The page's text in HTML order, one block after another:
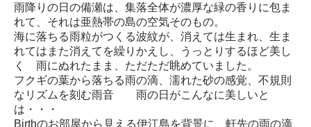
雨降りの日の備瀬は、集落全体が濃厚な緑の香りに包ま
れて、それは亜熱帯の島の空気そのもの。
海に落ちる雨粒がつくる波紋が、消えては生まれ、生ま
れてはまた消えてを繰りかえし、うっとりするほど美し
く 雨にぬれたまま、ただただ眺めていました。
フクギの葉から落ちる雨の滴、濡れた砂の感覚、不規則
なリズムを刻む雨音 雨の日がこんなに美しいと
は・・・
Birthのお部屋から見える伊江島を背景に、軒先の雨の滴